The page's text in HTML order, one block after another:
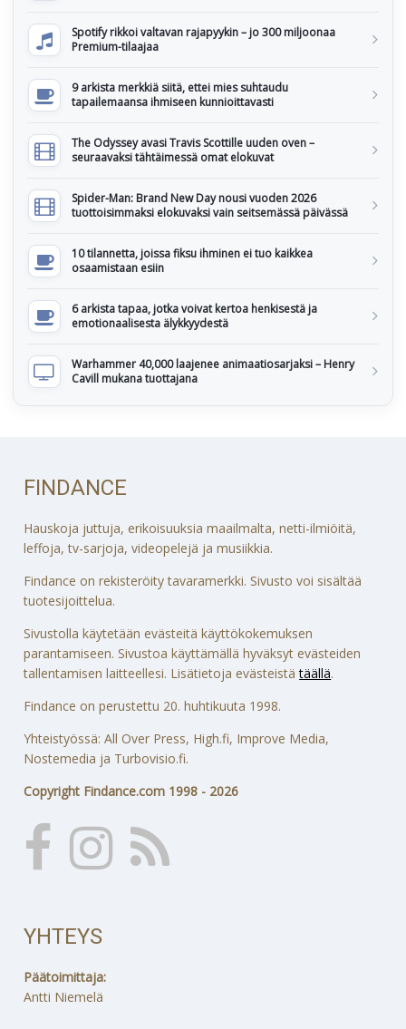
Spotify rikkoi valtavan rajapyykin – jo 300 miljoonaa
Premium-tilaajaa
9 arkista merkkiä siitä, ettei mies suhtaudu
tapailemaansa ihmiseen kunnioittavasti
The Odyssey avasi Travis Scottille uuden oven –
seuraavaksi tähtäimessä omat elokuvat
Spider-Man: Brand New Day nousi vuoden 2026
tuottoisimmaksi elokuvaksi vain seitsemässä päivässä
10 tilannetta, joissa fiksu ihminen ei tuo kaikkea
osaamistaan esiin
6 arkista tapaa, jotka voivat kertoa henkisestä ja
emotionaalisesta älykkyydestä
Warhammer 40,000 laajenee animaatiosarjaksi – Henry
Cavill mukana tuottajana
FINDANCE
Hauskoja juttuja, erikoisuuksia maailmalta, netti-ilmiöitä,
leffoja, tv-sarjoja, videopelejä ja musiikkia.
Findance on rekisteröity tavaramerkki. Sivusto voi sisältää
tuotesijoittelua.
Sivustolla käytetään evästeitä käyttökokemuksen
parantamiseen. Sivustoa käyttämällä hyväksyt evästeiden
tallentamisen laitteellesi. Lisätietoja evästeistätäällä.
Findance on perustettu 20. huhtikuuta 1998.
Yhteistyössä: All Over Press, High.fi, Improve Media,
Nostemedia ja Turbovisio.fi.
Copyright Findance.com 1998 - 2026
YHTEYS
Päätoimittaja:
Antti Niemelä